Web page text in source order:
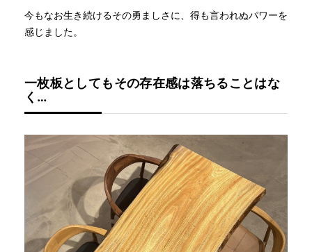
今もなお生き続けるその勇ましさに、得も言われぬパワーを
感じました。
一枚板としてもその存在感は落ちることはな
く…